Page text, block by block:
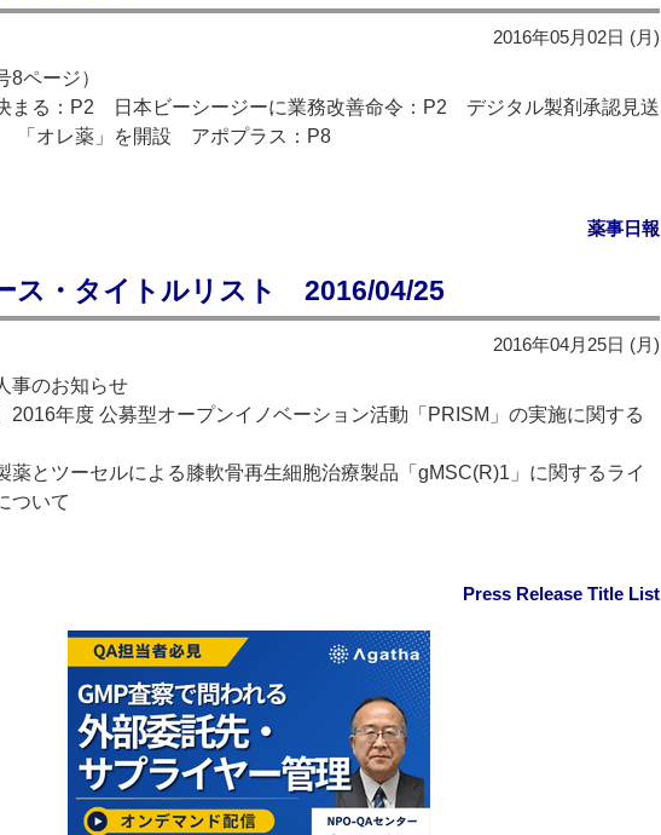
2016年05月02日 (月)
8ページ）
まる：P2 日本ビーシージーに業務改善命令：P2 デジタル製剤承認見送
オレ薬」を開設 アポプラス：P8
薬事日報
ス・タイトルリスト 2016/04/25
2016年04月25日 (月)
事のお知らせ
2016年度 公募型オープンイノベーション活動「PRISM」の実施に関する
薬とツーセルによる膝軟骨再生細胞治療製品「gMSC(R)1」に関するライ
ついて
Press Release Title List